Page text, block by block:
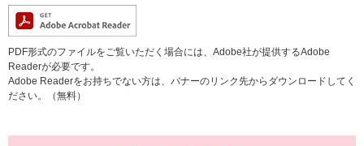
PDF形式のファイルをご覧いただく場合には、Adobe社が提供するAdobe
Readerが必要です。
Adobe Readerをお持ちでない方は、バナーのリンク先からダウンロードしてく
ださい。（無料）